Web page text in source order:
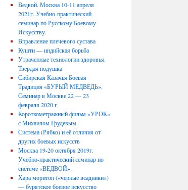
Ведвой. Москва 10-11 апреля
2021г. Учебно-практический
семинар по Русскому Боевому
Искусству.
Вправление плечевого сустава
Кушти — индийская борьба
Утраченные технологии здоровья.
Твердая подушка
Сибирская Казачья Боевая
Традиция «БУРЫЙ МЕДВЕДЬ».
Семинар в Москве 22 — 23
февраля 2020 г.
Короткометражный фильм «УРОК»
с Михаилом Грудевым
Система (Рябко) и её отличия от
других боевых искусств
Москва 19-20 октября 2019г.
Учебно-практический семинар по
системе «ВЕДВОЙ».
Хара моритон («черные всадники»)
— бурятское боевое искусство